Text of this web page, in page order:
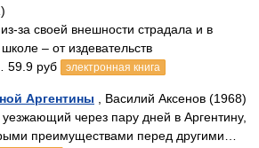
за своей внешности страдала и в
– от издевательств
59.9 руб
электронная книга
Аргентины , Василий Аксенов (1968)
через пару дней в Аргентину,
преимуществами перед другими…